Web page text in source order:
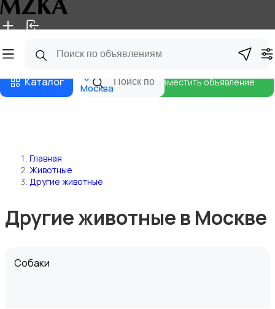
Главная Магазины
Каталог Москва
Разместить объявление
Главная
Животные
Другие животные
Другие животные в Москве
Собаки